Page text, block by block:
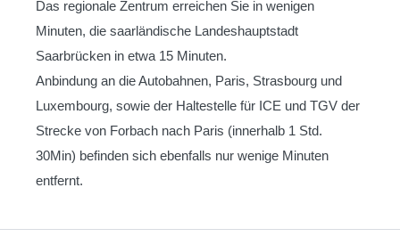
Das regionale Zentrum erreichen Sie in wenigen
Minuten, die saarländische Landeshauptstadt
Saarbrücken in etwa 15 Minuten.
Anbindung an die Autobahnen, Paris, Strasbourg und
Luxembourg, sowie der Haltestelle für ICE und TGV der
Strecke von Forbach nach Paris (innerhalb 1 Std.
30Min) befinden sich ebenfalls nur wenige Minuten
entfernt.